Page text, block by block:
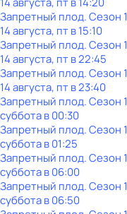
Запретный плод. Сезон 1
14 августа, пт в 15:10
Запретный плод. Сезон 1
14 августа, пт в 22:45
Запретный плод. Сезон 1
14 августа, пт в 23:40
Запретный плод. Сезон 1
субботав00:30
Запретный плод. Сезон 1
субботав01:25
Запретный плод. Сезон 1
субботав06:00
Запретный плод. Сезон 1
субботав06:50